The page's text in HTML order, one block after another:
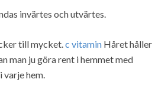
invärtes och utvärtes.
till mycket.c vitamin Håret håller
man ju göra rent i hemmet med
varje hem.